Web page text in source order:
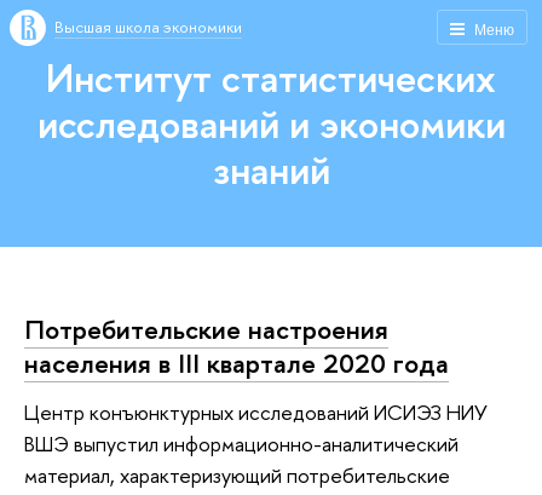
Меню
Высшая школа экономики
Институт статистических
исследований и экономики
знаний
Потребительские настроения
населения в III квартале 2020 года
Центр конъюнктурных исследований ИСИЭЗ НИУ
ВШЭ выпустил информационно-аналитический
материал, характеризующий потребительские